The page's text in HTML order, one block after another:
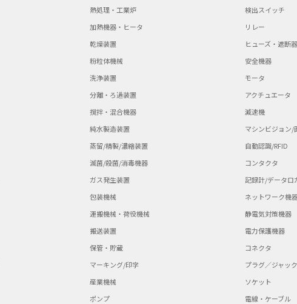
熱処理・工業炉
加熱機器・ヒータ
乾燥装置
粉粒体機械
洗浄装置
分離・ろ過装置
撹拌・混合機器
純水製造装置
蒸留/精製/濃縮装置
滅菌/殺菌/消毒機器
ガス発生装置
包装機械
運搬機械・荷役機械
搬送装置
保管・貯蔵
マーキング/印字
産業機械
ポンプ
検出スイッチ
リレー
ヒューズ・遮断器
安全機器
モータ
アクチュエータ
減速機
マシンビジョン/
自動認識/RFID
コンタクタ
記録計/データロ
ネットワーク機
静電気対策機器
電力保護機器
コネクタ
プラグ／ジャック
ソケット
電線・ケーブル